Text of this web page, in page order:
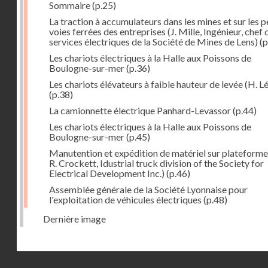
Sommaire(p.25)
La traction à accumulateurs dans les mines et sur les
voies ferrées des entreprises (J. Mille, Ingénieur, chef
services électriques de la Société de Mines de Lens)
Les chariots électriques à la Halle aux Poissons de
Boulogne-sur-mer(p.36)
Les chariots élévateurs à faible hauteur de levée (H.
(p.38)
La camionnette électrique Panhard-Levassor(p.44)
Les chariots électriques à la Halle aux Poissons de
Boulogne-sur-mer(p.45)
Manutention et expédition de matériel sur
R. Crockett, Idustrial truck division of the Society for
Electrical Development Inc.) (p.46)
Assemblée générale de la Société Lyonnaise pour
l'exploitation de véhicules électriques (p.48)
Dernière image